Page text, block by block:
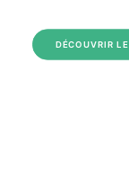
DÉCOUVRIR